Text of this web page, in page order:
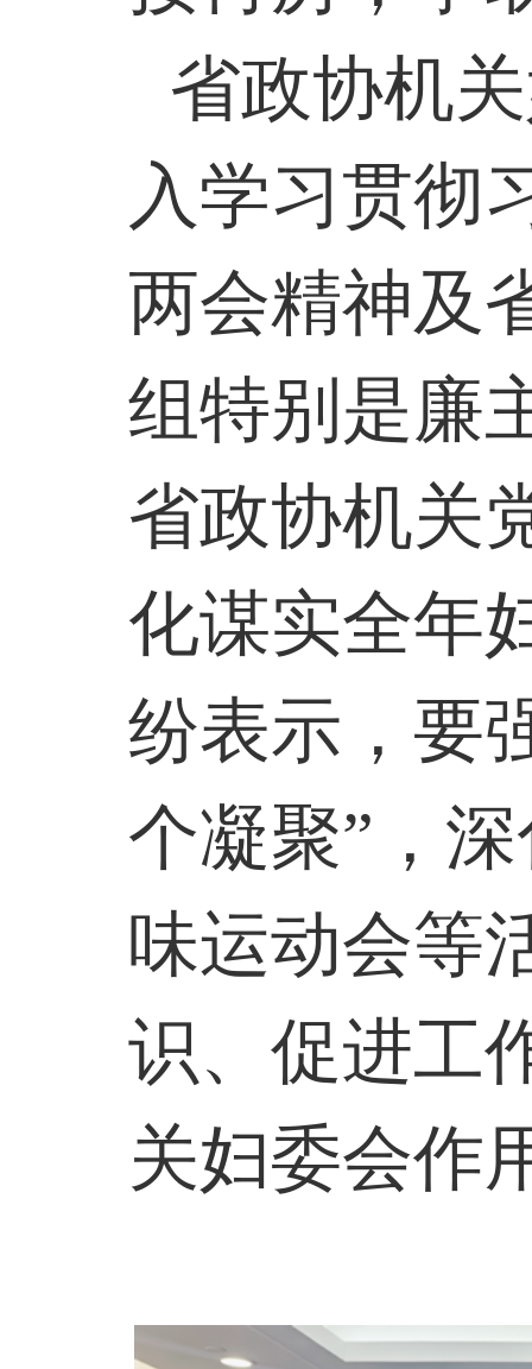
省政协机
入学习贯彻
两会精神及
组特别是廉
省政协机关
化谋实全年
纷表示，要
个凝聚”，
味运动会等
识、促进工
关妇委会作